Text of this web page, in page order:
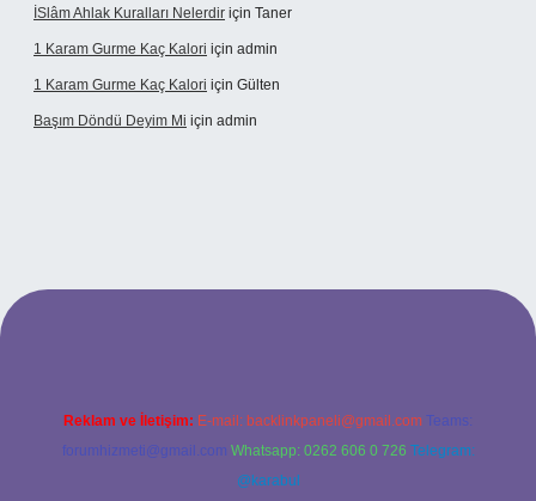
İSlâm Ahlak Kuralları Nelerdir için Taner
1 Karam Gurme Kaç Kalori için admin
1 Karam Gurme Kaç Kalori için Gülten
Başım Döndü Deyim Mi için admin
giriş
Reklam ve İletişim: E-mail: backlinkpaneli@gmail.com Teams:
forumhizmeti@gmail.com Whatsapp: 0262 606 0 726 Telegram:
@karabul